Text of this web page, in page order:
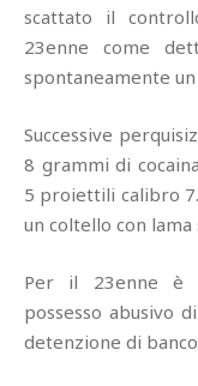
scattato il
23enne come
spontaneamente
Successive
8 grammi di
5 proiettili calibro
un coltello con
Per il 23enne è
possesso abusivo
detenzione di